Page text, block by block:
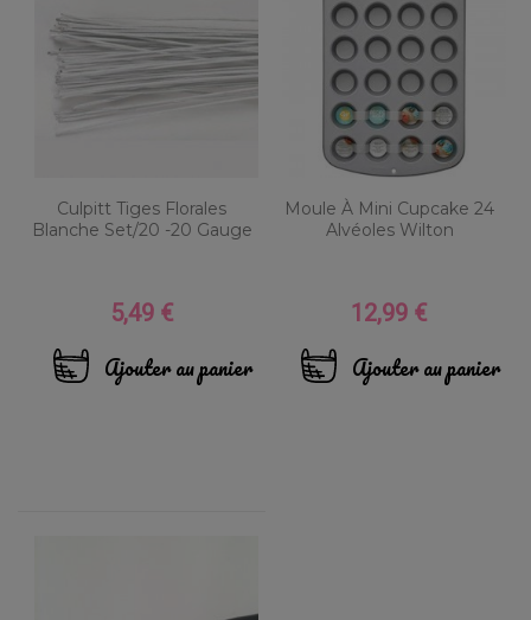
Culpitt Tiges Florales
Blanche Set/20 -20 Gauge
Prix
5,49 €
Ajouter au panier
Moule À Mini Cupcake 24
Alvéoles Wilton
Prix
12,99 €
Ajouter au panier